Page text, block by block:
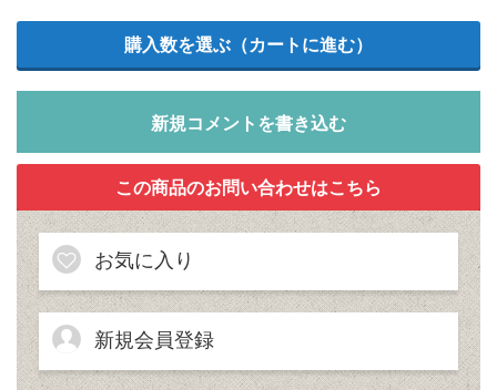
新規コメントを書き込む
お気に入り
新規会員登録